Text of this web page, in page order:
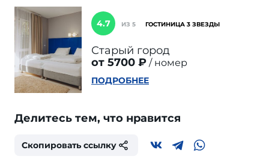
4.7 ИЗ 5 ГОСТИНИЦА 3 ЗВЕЗДЫ
Старый город
от 5700 ₽
номер
ПОДРОБНЕЕ
Делитесь тем, что нравится
Скопировать ссылку